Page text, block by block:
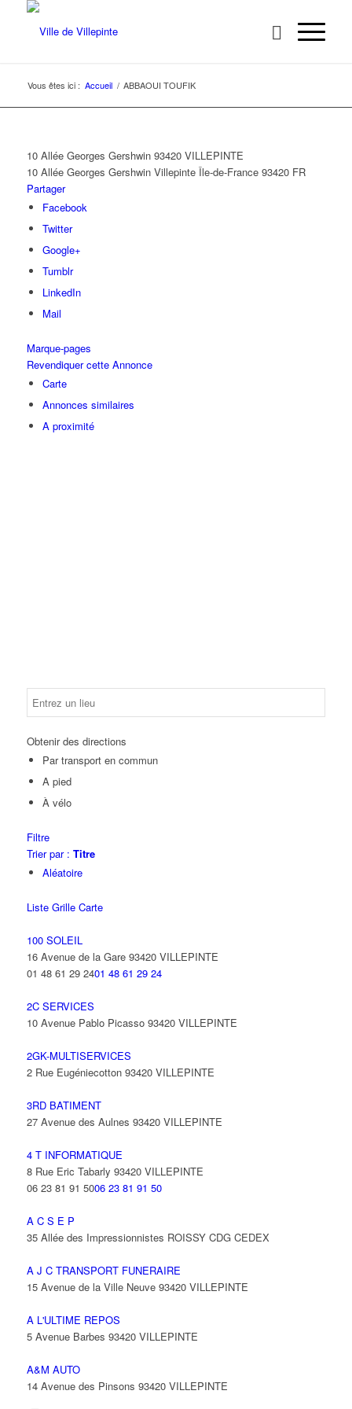
Vous êtes ici : Accueil / ABBAOUI TOUFIK
10 Allée Georges Gershwin 93420 VILLEPINTE
10 Allée Georges Gershwin Villepinte Île-de-France 93420 FR
Partager
Facebook
Twitter
Google+
Tumblr
LinkedIn
Mail
Marque-pages
Revendiquer cette Annonce
Carte
Annonces similaires
A proximité
Obtenir des directions
Par transport en commun
A pied
À vélo
Filtre
Trier par : Titre
Aléatoire
Liste Grille Carte
100 SOLEIL
16 Avenue de la Gare 93420 VILLEPINTE
01 48 61 29 2401 48 61 29 24
2C SERVICES
10 Avenue Pablo Picasso 93420 VILLEPINTE
2GK-MULTISERVICES
2 Rue Eugéniecotton 93420 VILLEPINTE
3RD BATIMENT
27 Avenue des Aulnes 93420 VILLEPINTE
4 T INFORMATIQUE
8 Rue Eric Tabarly 93420 VILLEPINTE
06 23 81 91 5006 23 81 91 50
A C S E P
35 Allée des Impressionnistes ROISSY CDG CEDEX
A J C TRANSPORT FUNERAIRE
15 Avenue de la Ville Neuve 93420 VILLEPINTE
A L'ULTIME REPOS
5 Avenue Barbes 93420 VILLEPINTE
A&M AUTO
14 Avenue des Pinsons 93420 VILLEPINTE